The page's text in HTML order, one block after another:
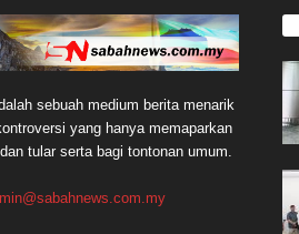
sebuah medium berita menarik
yang hanya memaparkan
tular serta bagi tontonan umum.